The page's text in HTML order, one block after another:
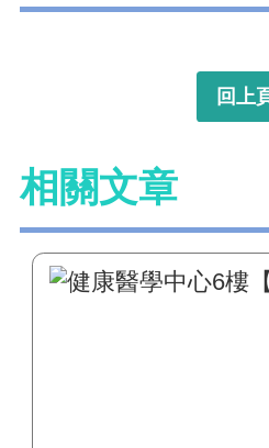
回上
相關文章